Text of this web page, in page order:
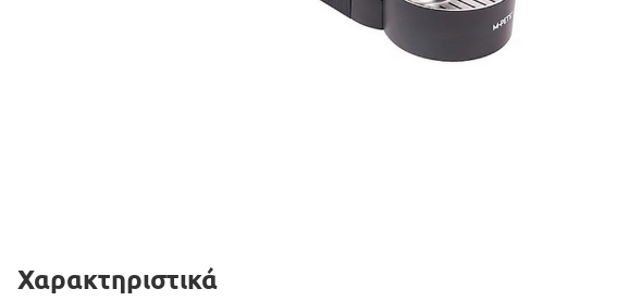
Χαρακτηριστικά